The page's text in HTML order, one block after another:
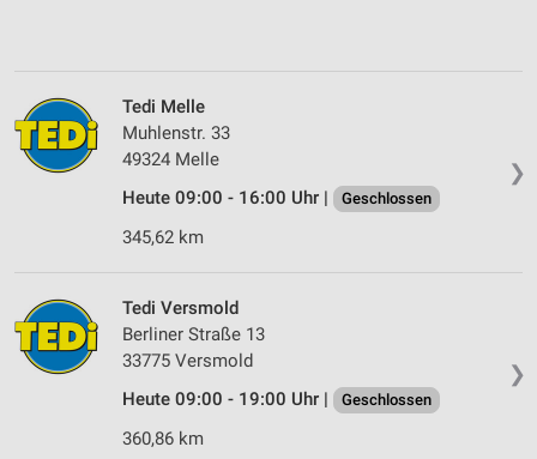
❯
Tedi Melle
Muhlenstr. 33
49324 Melle
Heute 09:00 - 16:00 Uhr |
Geschlossen
345,62 km
❯
Tedi Versmold
Berliner Straße 13
33775 Versmold
Heute 09:00 - 19:00 Uhr |
Geschlossen
360,86 km